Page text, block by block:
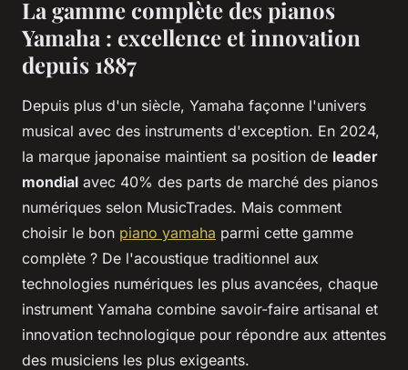
La gamme complète des pianos
Yamaha : excellence et innovation
depuis 1887
Depuis plus d'un siècle, Yamaha façonne l'univers
musical avec des instruments d'exception. En 2024,
la marque japonaise maintient sa position de leader
mondial avec 40% des parts de marché des pianos
numériques selon MusicTrades. Mais comment
choisir le bon piano yamaha parmi cette gamme
complète ? De l'acoustique traditionnel aux
technologies numériques les plus avancées, chaque
instrument Yamaha combine savoir-faire artisanal et
innovation technologique pour répondre aux attentes
des musiciens les plus exigeants.